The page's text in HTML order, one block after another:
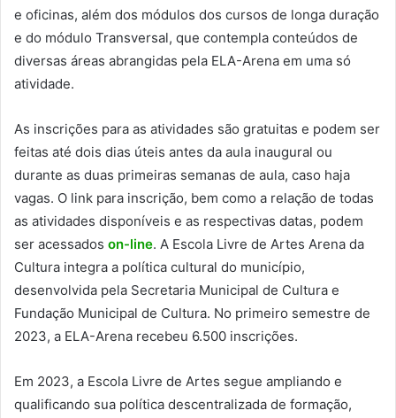
e oficinas, além dos módulos dos cursos de longa duração
e do módulo Transversal, que contempla conteúdos de
diversas áreas abrangidas pela ELA-Arena em uma só
atividade.
As inscrições para as atividades são gratuitas e podem ser
feitas até dois dias úteis antes da aula inaugural ou
durante as duas primeiras semanas de aula, caso haja
vagas. O link para inscrição, bem como a relação de todas
as atividades disponíveis e as respectivas datas, podem
ser acessados on-line. A Escola Livre de Artes Arena da
Cultura integra a política cultural do município,
desenvolvida pela Secretaria Municipal de Cultura e
Fundação Municipal de Cultura. No primeiro semestre de
2023, a ELA-Arena recebeu 6.500 inscrições.
Em 2023, a Escola Livre de Artes segue ampliando e
qualificando sua política descentralizada de formação,